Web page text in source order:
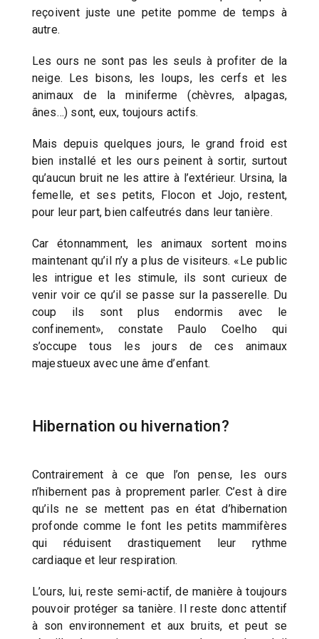
reçoivent juste une petite pomme de temps à
autre.
Les ours ne sont pas les seuls à profiter de la
neige. Les bisons, les loups, les cerfs et les
animaux de la miniferme (chèvres, alpagas,
ânes…) sont, eux, toujours actifs.
Mais depuis quelques jours, le grand froid est
bien installé et les ours peinent à sortir, surtout
qu’aucun bruit ne les attire à l’extérieur. Ursina, la
femelle, et ses petits, Flocon et Jojo, restent,
pour leur part, bien calfeutrés dans leur tanière.
Car étonnamment, les animaux sortent moins
maintenant qu’il n’y a plus de visiteurs. «Le public
les intrigue et les stimule, ils sont curieux de
venir voir ce qu’il se passe sur la passerelle. Du
coup ils sont plus endormis avec le
confinement», constate Paulo Coelho qui
s’occupe tous les jours de ces animaux
majestueux avec une âme d’enfant.
Hibernation ou hivernation?
Contrairement à ce que l’on pense, les ours
n’hibernent pas à proprement parler. C’est à dire
qu’ils ne se mettent pas en état d’hibernation
profonde comme le font les petits mammifères
qui réduisent drastiquement leur rythme
cardiaque et leur respiration.
L’ours, lui, reste semi-actif, de manière à toujours
pouvoir protéger sa tanière. Il reste donc attentif
à son environnement et aux bruits, et peut se